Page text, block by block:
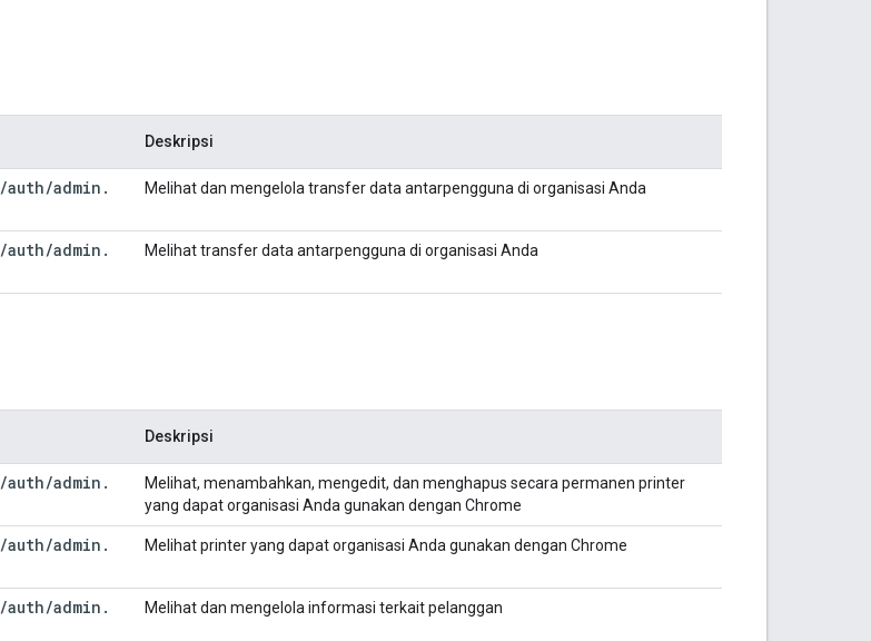
Deskripsi
/auth/admin .
Melihat dan mengelola transfer data antarpengguna di organisasi Anda
/auth/admin .
Melihat transfer data antarpengguna di organisasi Anda
Deskripsi
/auth/admin .
Melihat, menambahkan, mengedit, dan menghapus secara permanen printer
yang dapat organisasi Anda gunakan dengan Chrome
/auth/admin .
Melihat printer yang dapat organisasi Anda gunakan dengan Chrome
/auth/admin .
Melihat dan mengelola informasi terkait pelanggan